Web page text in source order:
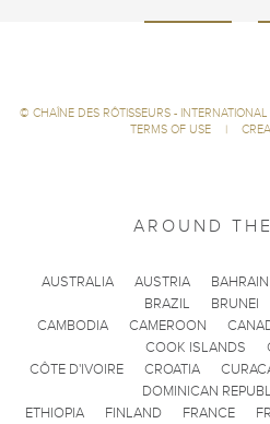
© CHAÎNE DES RÔTISSEURS -
TERMS OF USE
|
AROUND
AUSTRALIA AUSTRIA BAHRAIN
BRAZIL
BRUNEI
CAMBODIA
CAMEROON
COOK ISLANDS
CÔTE D'IVOIRE
CROATIA
DOMINICAN
ETHIOPIA
FINLAND FRANCE